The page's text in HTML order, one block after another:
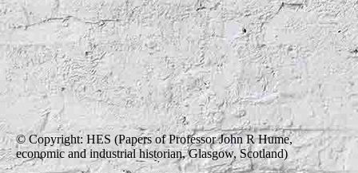
Lane between Coperage and Warehouse 1971
© Copyright: HES (Papers of Professor John R Hume,
economic and industrial historian, Glasgow, Scotland)